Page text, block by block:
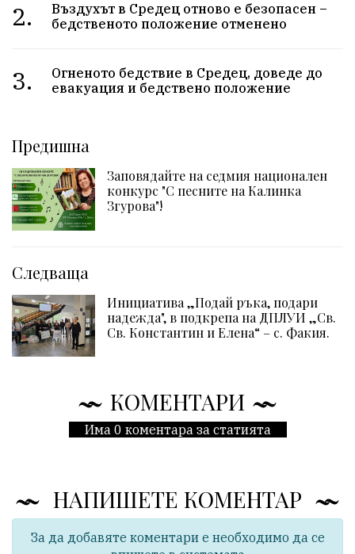
2.
Въздухът в Средец отново е безопасен –
бедственото положение отменено
3.
Огненото бедствие в Средец, доведе до
евакуация и бедствено положение
Предишна
Заповядайте на седмия национален
конкурс "С песните на Калинка
Згурова"!
Следваща
Инициатива „Подай ръка, подари
надежда", в подкрепа на ДПЛУИ „Св.
Св. Константин и Елена“ – с. Факия.
КОМЕНТАРИ
Има 0 коментара за статията
НАПИШЕТЕ КОМЕНТАР
За да добавяте коментари е необходимо да се